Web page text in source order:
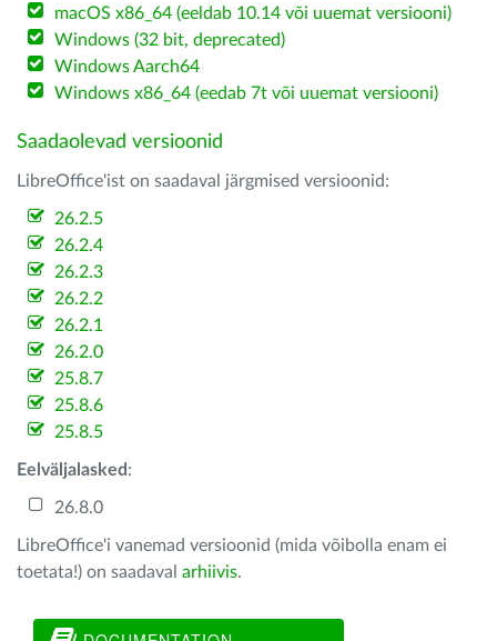
macOS x86_64 (eeldab 10.14 või uuemat versiooni)
Windows (32 bit, deprecated)
Windows Aarch64
Windows x86_64 (eedab 7t või uuemat versiooni)
Saadaolevad versioonid
LibreOffice'ist on saadaval järgmised versioonid:
26.2.5
26.2.4
26.2.3
26.2.2
26.2.1
26.2.0
25.8.7
25.8.6
25.8.5
Eelväljalasked :
26.8.0
LibreOffice'i vanemad versioonid (mida võibolla enam ei
toetata!) on saadaval arhiivis.